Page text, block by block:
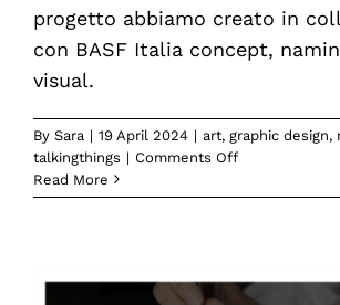
progetto abbiamo creato in
con BASF Italia concept,
visual.
By Sara | 19 April 2024 | art, graphic design,
talkingthings | Comments Offon
e
una
Read More